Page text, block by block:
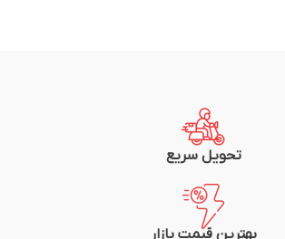
تحویل سریع
بهترین قیمت بازار